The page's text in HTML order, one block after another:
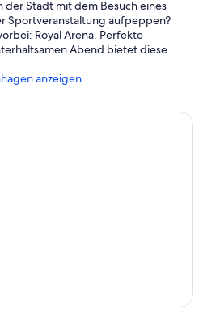
in Kopenhagen - einer der
die Stadt zu entdecken
lokalen Führern,
zu helfen.
Stadt mit dem Besuch eines
Sportveranstaltung aufpeppen?
Royal Arena. Perfekte
Abend bietet diese
anzeigen